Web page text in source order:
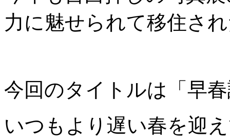
力に魅せられて移住さ
今回のタイトルは「早
いつもより遅い春を迎